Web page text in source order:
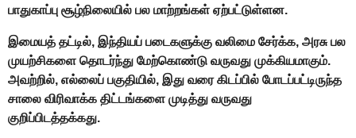
பாதுகாப்பு சூழ்நிலையில் பல மாற்றங்கள் ஏற்பட்டுள்ளன.
இமையத் தட்டில், இந்தியப் படைகளுக்கு வலிமை சேர்க்க, அரசு பல
முயற்சிகளை தொடர்ந்து மேற்கொண்டு வருவது முக்கியமாகும்.
அவற்றில், எல்லைப் பகுதியில், இது வரை கிடப்பில் போடப்பட்டிருந்த
சாலை விரிவாக்க திட்டங்களை முடித்து வருவது
குறிப்பிடத்தக்கது.